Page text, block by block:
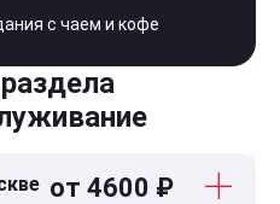
с чаем и кофе
от 4600 ₽